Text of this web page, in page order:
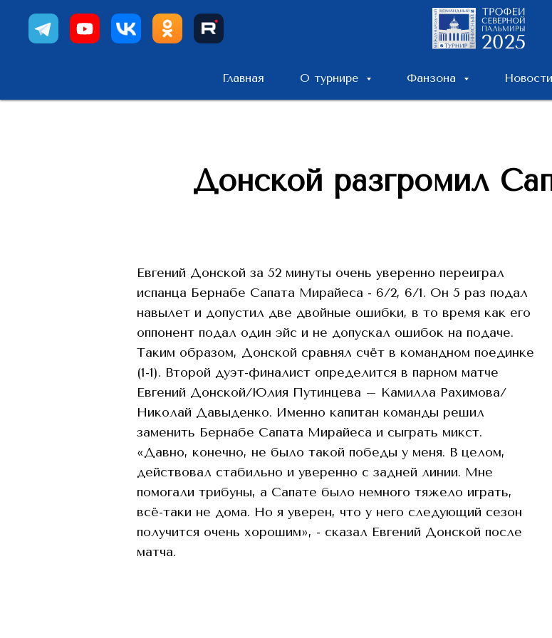
Главная О турнире Фанзона Новости
Донской разгромил
Евгений Донской за 52 минуты очень уверенно переиграл
испанца Бернабе Сапата Мирайеса - 6/2, 6/1. Он 5 раз подал
навылет и допустил две двойные ошибки, в то время как его
оппонент подал один эйс и не допускал ошибок на подаче.
Таким образом, Донской сравнял счёт в командном поединке
(1-1). Второй дуэт-финалист определится в парном матче
Евгений Донской/Юлия Путинцева – Камилла Рахимова/
Николай Давыденко. Именно капитан команды решил
заменить Бернабе Сапата Мирайеса и сыграть микст.
«Давно, конечно, не было такой победы у меня. В целом,
действовал стабильно и уверенно с задней линии. Мне
помогали трибуны, а Сапате было немного тяжело играть,
всё-таки не дома. Но я уверен, что у него следующий сезон
получится очень хорошим», - сказал Евгений Донской после
матча.